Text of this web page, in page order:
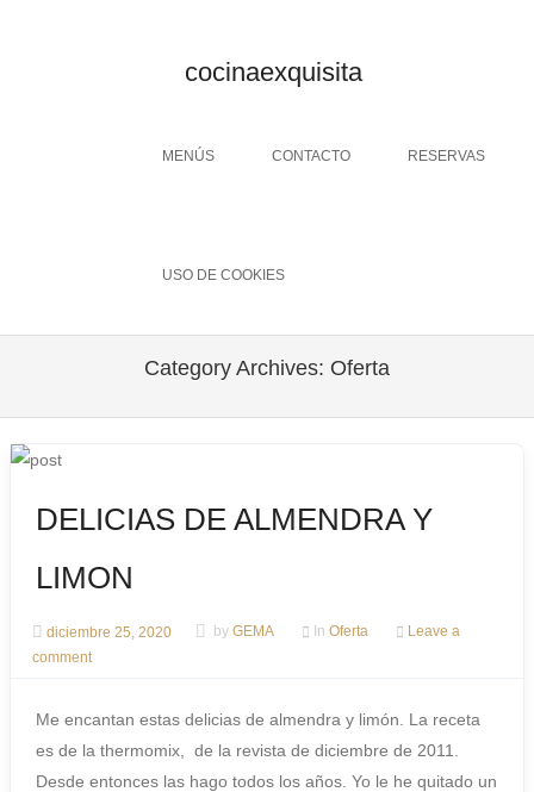
cocinaexquisita
Menu
SKIP TO CONTENT
MENÚS CONTACTO RESERVAS
USO DE COOKIES
Category Archives: Oferta
DELICIAS DE ALMENDRA Y
LIMON
diciembre 25, 2020 by GEMA In Oferta
Leave a
comment
Me encantan estas delicias de almendra y limón. La receta
es de la thermomix, de la revista de diciembre de 2011.
Desde entonces las hago todos los años. Yo le he quitado un